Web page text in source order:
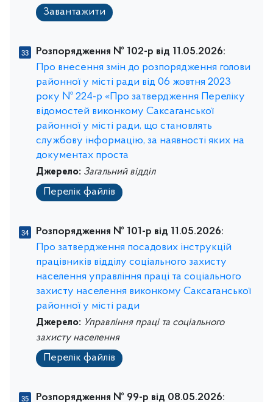
Завантажити
Розпорядження № 102-р від 11.05.2026:
Про внесення змін до розпорядження голови
районної у місті ради від 06 жовтня 2023
року № 224-р «Про затвердження Переліку
відомостей виконкому Саксаганської
районної у місті ради, що становлять
службову інформацію, за наявності яких на
документах проста
Джерело: Загальний відділ
Перелік файлів
Розпорядження № 101-р від 11.05.2026:
Про затвердження посадових інструкцій
працівників відділу соціального захисту
населення управління праці та соціального
захисту населення виконкому Саксаганської
районної у місті ради
Джерело: Управління праці та соціального
захисту населення
Перелік файлів
Розпорядження № 99-р від 08.05.2026: